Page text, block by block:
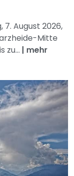
7. August 2026,
Mitte
zu... | mehr